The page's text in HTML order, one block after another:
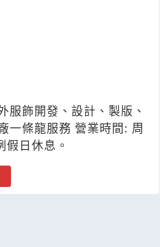
服飾開發、設計、製版、
一條龍服務 營業時間: 周
日休息。